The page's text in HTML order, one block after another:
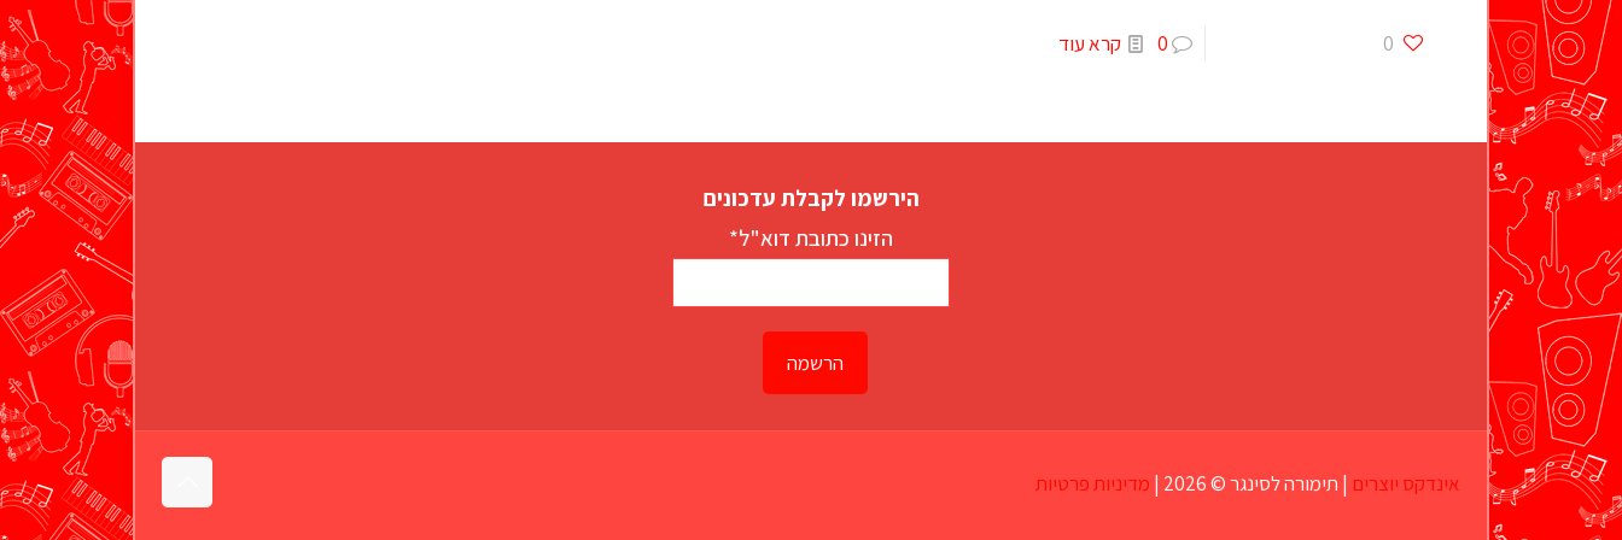
0
0 קרא עוד
הירשמו לקבלת עדכונים
הזינו כתובת דוא"ל*
אינדקס יוצרים | תימורה לסינגר © 2026 | מדיניות פרטיות